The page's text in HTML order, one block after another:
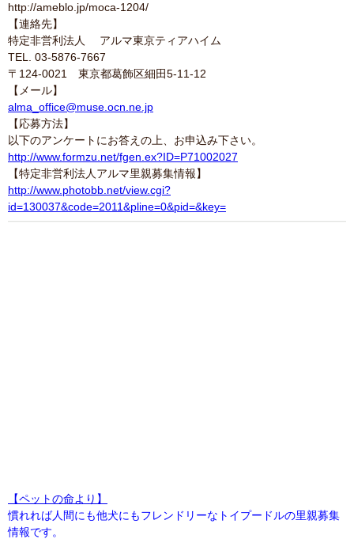
http://ameblo.jp/moca-1204/
【連絡先】
特定非営利法人 アルマ東京ティアハイム
TEL. 03-5876-7667
〒124-0021 東京都葛飾区細田5-11-12
【メール】
alma_office@muse.ocn.ne.jp
【応募方法】
以下のアンケートにお答えの上、お申込み下さい。
http://www.formzu.net/fgen.ex?ID=P71002027
【特定非営利法人アルマ里親募集情報】
http://www.photobb.net/view.cgi?
id=130037&code=2011&pline=0&pid=&key=
【ペットの命より】
慣れれば人間にも他犬にもフレンドリーなトイプードルの里親募集
情報です。